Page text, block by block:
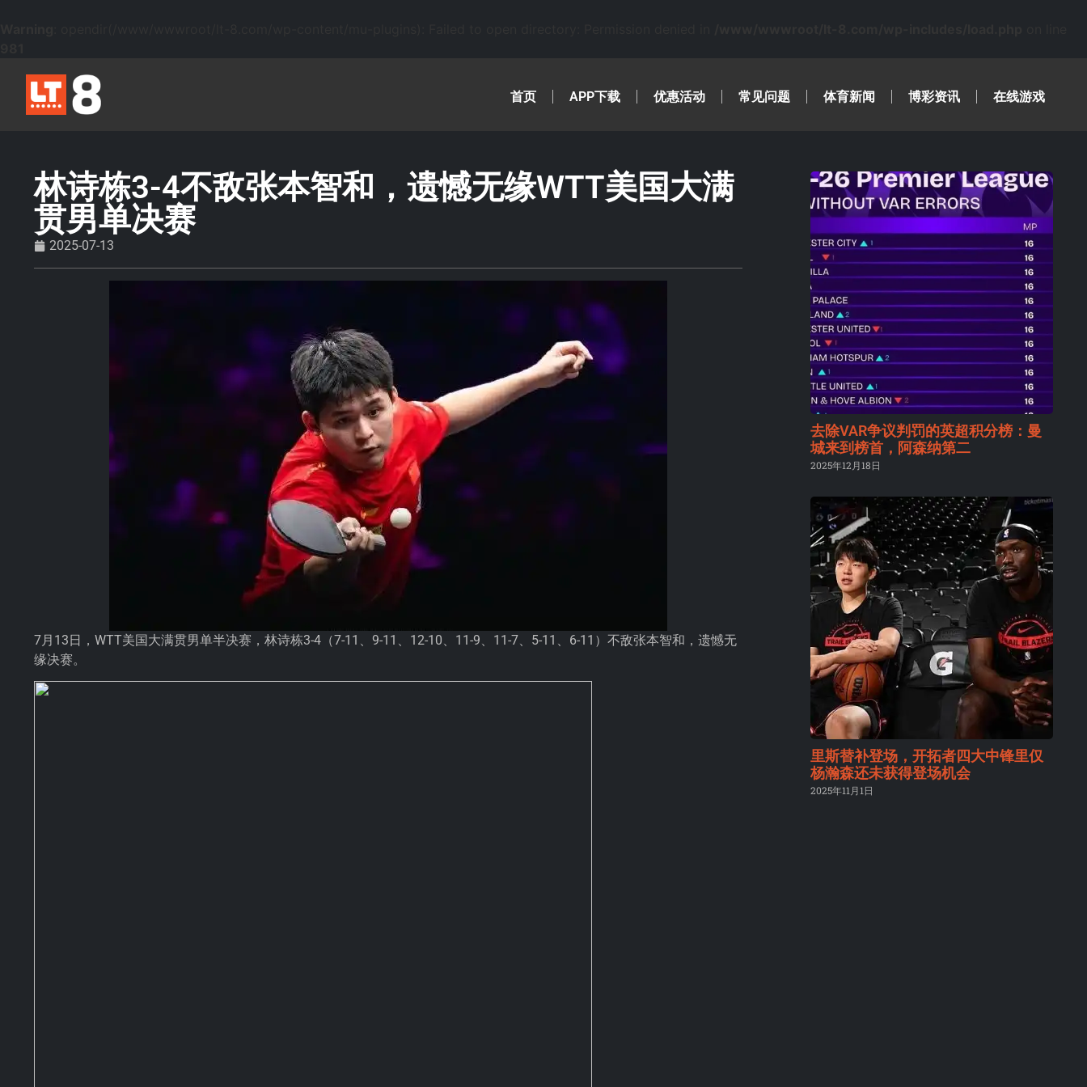
首页 APP下载 优惠活动 常见问题 体育新闻 博彩资讯 在线游戏
林诗栋3-4不敌张本智和，遗憾无缘WTT美国大满
贯男单决赛
2025-07-13
7月13日，WTT美国大满贯男单半决赛，林诗栋3-4（7-11、9-11、12-10、11-9、11-7、5-11、6-11）不敌张本智和，遗憾无
缘决赛。
去除VAR争议判罚的英超积分榜：曼
城来到榜首，阿森纳第二
2025年12月18日
里斯替补登场，开拓者四大中锋里仅
杨瀚森还未获得登场机会
2025年11月1日